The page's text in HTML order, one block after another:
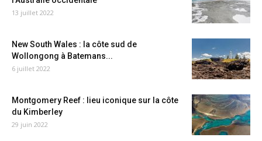
13 juillet 2022
New South Wales : la côte sud de
Wollongong à Batemans...
6 juillet 2022
Montgomery Reef : lieu iconique sur la côte
du Kimberley
29 juin 2022